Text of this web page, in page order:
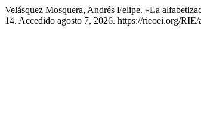
Velásquez Mosquera, Andrés Felipe. «La
14. Accedido agosto 7, 2026. https://rieoei.org/